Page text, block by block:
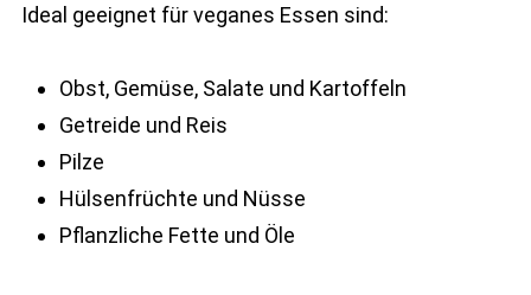
Ideal geeignet für veganes Essen sind:
Obst, Gemüse, Salate und Kartoffeln
Getreide und Reis
Pilze
Hülsenfrüchte und Nüsse
Pflanzliche Fette und Öle